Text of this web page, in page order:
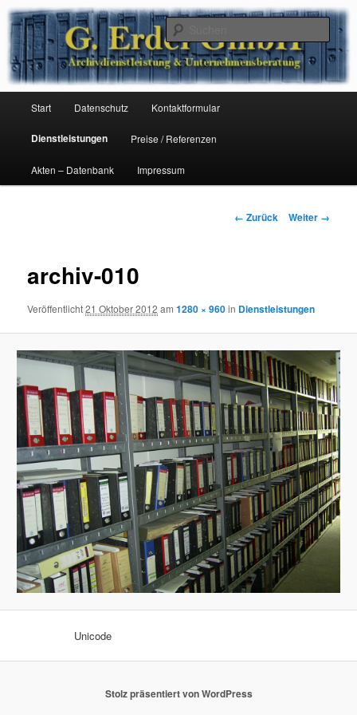
Zum
Inhalt
wechseln
G. Erdel GmbH
Archivdienstleistung & Unternehmensberatung
Start Datenschutz Kontaktformular
Dienstleistungen Preise / Referenzen
Akten – Datenbank Impressum
Bilder-
← Zurück Weiter →
archiv-010
Veröffentlicht21 Oktober 2012 am1280 × 960in Dienstleistungen
Unicode
Stolz präsentiert von WordPress